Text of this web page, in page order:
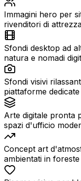
Immagini hero per
rivenditori di
Sfondi desktop ad
natura e nomadi
Sfondi visivi
piattaforme
Arte digitale pronta
spazi d'ufficio
Concept art
ambientati in foreste